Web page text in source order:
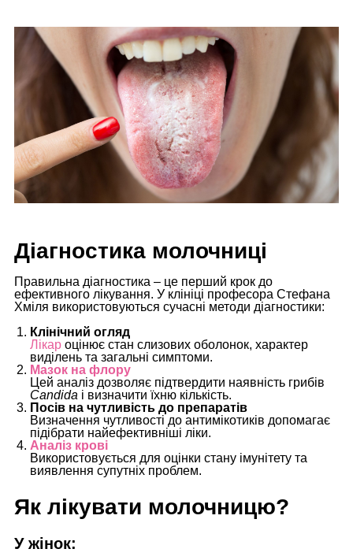
Діагностика молочниці
Правильна діагностика – це перший крок до
ефективного лікування. У клініці професора Стефана
Хміля використовуються сучасні методи діагностики:
Клінічний огляд
Лікар оцінює стан слизових оболонок, характер
виділень та загальні симптоми.
Мазок на флору
Цей аналіз дозволяє підтвердити наявність грибів
Candida і визначити їхню кількість.
Посів на чутливість до препаратів
Визначення чутливості до антимікотиків допомагає
підібрати найефективніші ліки.
Аналіз крові
Використовується для оцінки стану імунітету та
виявлення супутніх проблем.
Як лікувати молочницю?
У жінок: